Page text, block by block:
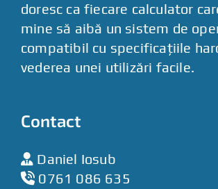
doresc ca fiecare calculator
mine să aibă un sistem de
compatibil cu specificațiile
vederea unei utilizări facile.
Contact
Daniel Iosub
0761 086 635